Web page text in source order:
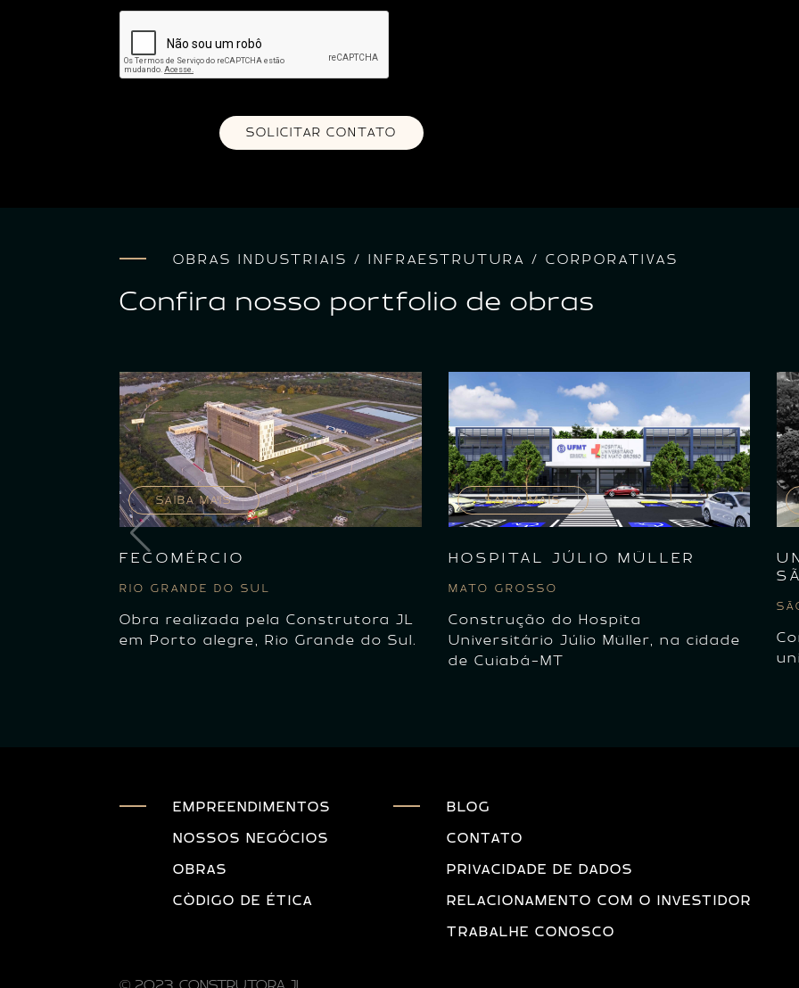
SOLICITAR CONTATO
OBRAS INDUSTRIAIS / INFRAESTRUTURA / CORPORATIVAS
Confira nosso portfolio de obras
SAIBA MAIS
FECOMÉRCIO
RIO GRANDE DO SUL
Obra realizada pela Construtora JL
em Porto alegre, Rio Grande do Sul.
SAIBA MAIS
HOSPITAL JÚLIO MÜLLER
MATO GROSSO
Construção do Hospita
Universitário Júlio Müller, na cidade
de Cuiabá-MT
EMPREENDIMENTOS
NOSSOS NEGÓCIOS
OBRAS
CÒDIGO DE ÉTICA
BLOG
CONTATO
PRIVACIDADE DE DADOS
RELACIONAMENTO COM O INVESTIDOR
TRABALHE CONOSCO